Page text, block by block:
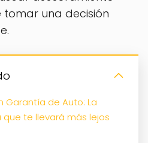
una decisión
Garantía de Auto: La
que te llevará más lejos